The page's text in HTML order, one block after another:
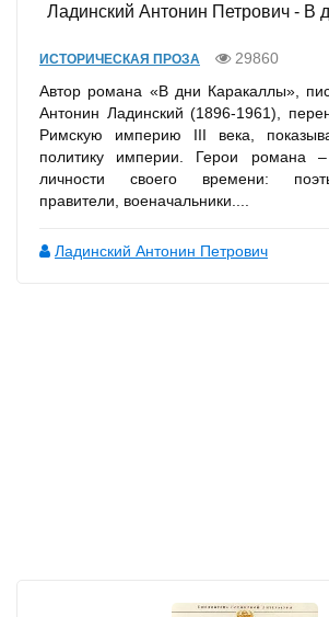
Ладинский Антонин Петрович - В
ИСТОРИЧЕСКАЯ ПРОЗА
29860
Автор романа «В дни Каракаллы»,
Антонин Ладинский (1896-1961),
Римскую империю III века,
политику империи. Герои романа –
личности своего времени:
правители, военачальники....
Ладинский Антонин Петрович